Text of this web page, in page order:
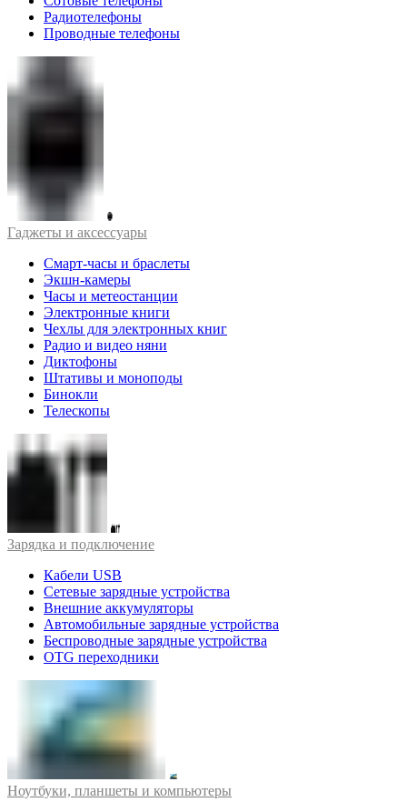
Радиотелефоны
Проводные телефоны
Гаджеты и аксессуары
Смарт-часы и браслеты
Экшн-камеры
Часы и метеостанции
Электронные книги
Чехлы для электронных книг
Радио и видео няни
Диктофоны
Штативы и моноподы
Бинокли
Телескопы
Зарядка и подключение
Кабели USB
Сетевые зарядные устройства
Внешние аккумуляторы
Автомобильные зарядные устройства
Беспроводные зарядные устройства
OTG переходники
Ноутбуки, планшеты и компьютеры